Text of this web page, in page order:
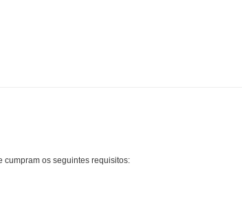
cumpram os seguintes requisitos: